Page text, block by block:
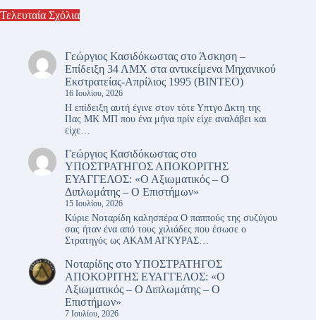
Τελευταία Σχόλια
Γεώργιος Κασιδόκωστας στο Άσκηση –
Επίδειξη 34 ΛΜΧ στα αντικείμενα Μηχανικού
Εκστρατείας-Απρίλιος 1995 (ΒΙΝΤΕΟ)
16 Ιουλίου, 2026
Η επίδειξη αυτή έγινε στον τότε Υπτγο Δκτη της
ΙΙας ΜΚ ΜΠ που ένα μήνα πρίν είχε αναλάβει και
είχε…
Γεώργιος Κασιδόκωστας στο
ΥΠΟΣΤΡΑΤΗΓΟΣ ΑΠΟΚΟΡΙΤΗΣ
ΕΥΑΓΓΕΛΟΣ: «Ο Αξιωματικός – Ο
Διπλωμάτης – Ο Επιστήμων»
15 Ιουλίου, 2026
Κύριε Νοταρίδη καλησπέρα Ο παππούς της συζύγου
σας ήταν ένα από τους χιλιάδες που έσωσε ο
Στρατηγός ως ΑΚΑΜ ΑΓΚΥΡΑΣ…
Νοταρίδης στοΥΠΟΣΤΡΑΤΗΓΟΣ
ΑΠΟΚΟΡΙΤΗΣ ΕΥΑΓΓΕΛΟΣ: «Ο
Αξιωματικός – Ο Διπλωμάτης – Ο
Επιστήμων»
7 Ιουλίου, 2026